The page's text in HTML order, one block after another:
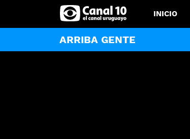
INICIO
ARRIBA GENTE